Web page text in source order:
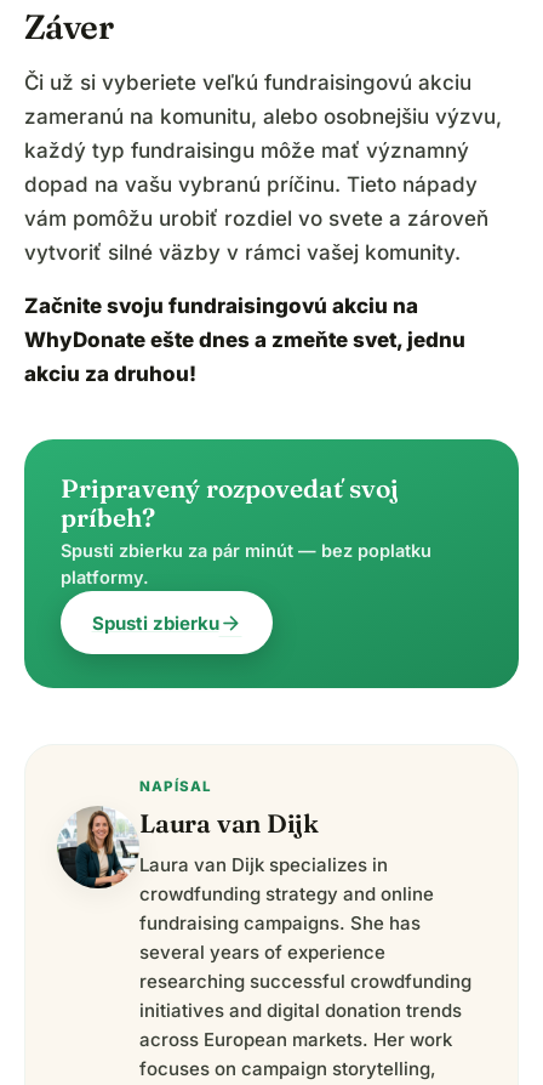
Záver
Či už si vyberiete veľkú fundraisingovú akciu
zameranú na komunitu, alebo osobnejšiu výzvu,
každý typ fundraisingu môže mať významný
dopad na vašu vybranú príčinu. Tieto nápady
vám pomôžu urobiť rozdiel vo svete a zároveň
vytvoriť silné väzby v rámci vašej komunity.
Začnite svoju fundraisingovú akciu na
WhyDonate ešte dnes a zmeňte svet, jednu
akciu za druhou!
Pripravený rozpovedať svoj
príbeh?
Spusti zbierku za pár minút — bez poplatku
platformy.
Spusti zbierkuarrow_forward
NAPÍSAL
Laura van Dijk
Laura van Dijk specializes in
crowdfunding strategy and online
fundraising campaigns. She has
several years of experience
researching successful crowdfunding
initiatives and digital donation trends
across European markets. Her work
focuses on campaign storytelling,